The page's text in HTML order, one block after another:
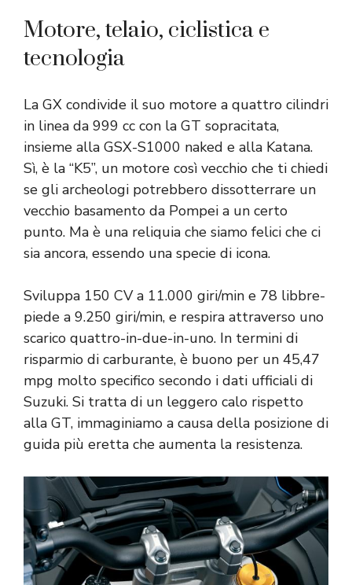
Motore, telaio, ciclistica e
tecnologia
La GX condivide il suo motore a quattro cilindri
in linea da 999 cc con la GT sopracitata,
insieme alla GSX-S1000 naked e alla Katana.
Sì, è la “K5”, un motore così vecchio che ti chiedi
se gli archeologi potrebbero dissotterrare un
vecchio basamento da Pompei a un certo
punto. Ma è una reliquia che siamo felici che ci
sia ancora, essendo una specie di icona.
Sviluppa 150 CV a 11.000 giri/min e 78 libbre-
piede a 9.250 giri/min, e respira attraverso uno
scarico quattro-in-due-in-uno. In termini di
risparmio di carburante, è buono per un 45,47
mpg molto specifico secondo i dati ufficiali di
Suzuki. Si tratta di un leggero calo rispetto
alla GT, immaginiamo a causa della posizione di
guida più eretta che aumenta la resistenza.